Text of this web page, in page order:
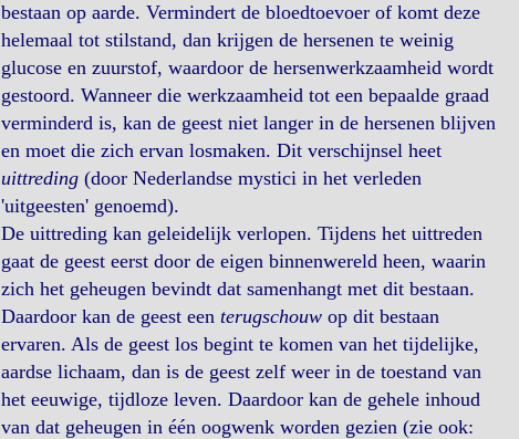
bestaan op aarde. Vermindert de bloedtoevoer of komt deze
helemaal tot stilstand, dan krijgen de hersenen te weinig
glucose en zuurstof, waardoor de hersenwerkzaamheid wordt
gestoord. Wanneer die werkzaamheid tot een bepaalde graad
verminderd is, kan de geest niet langer in de hersenen blijven
en moet die zich ervan losmaken. Dit verschijnsel heet
uittreding(door Nederlandse mystici in het verleden
'uitgeesten' genoemd).
De uittreding kan geleidelijk verlopen. Tijdens het uittreden
gaat de geest eerst door de eigen binnenwereld heen, waarin
zich het geheugen bevindt dat samenhangt met dit bestaan.
Daardoor kan de geest een terugschouwop dit bestaan
ervaren. Als de geest los begint te komen van het tijdelijke,
aardse lichaam, dan is de geest zelf weer in de toestand van
het eeuwige, tijdloze leven. Daardoor kan de gehele inhoud
van dat geheugen in één oogwenk worden gezien (zie ook: